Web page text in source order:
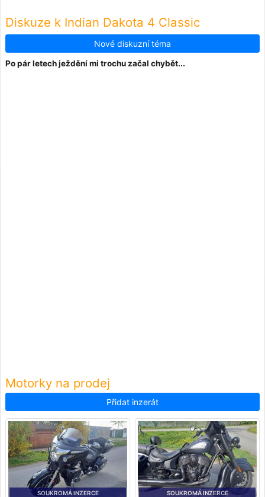
Diskuze k Indian Dakota 4 Classic
Nové diskuzní téma
Po pár letech ježdění mi trochu začal chybět...
Motorky na prodej
Přidat inzerát
SOUKROMÁ INZERCE SOUKROMÁ INZERCE